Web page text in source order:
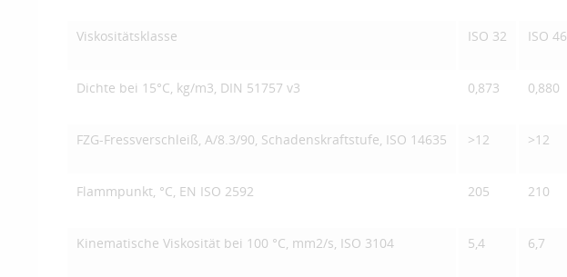
Viskositätsklasse ISO 32 ISO 46
Dichte bei 15°C, kg/m3, DIN 51757 v3 0,873 0,880
FZG-Fressverschleiß, A/8.3/90, Schadenskraftstufe, ISO 14635 >12 >12
Flammpunkt, °C, EN ISO 2592 205 210
Kinematische Viskosität bei 100 °C, mm2/s, ISO 3104 5,4 6,7